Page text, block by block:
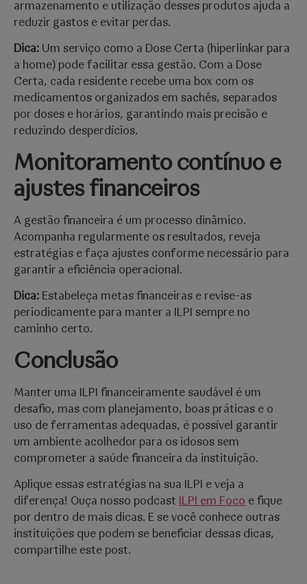
armazenamento e utilização desses produtos ajuda a
reduzir gastos e evitar perdas.
Dica: Um serviço como a Dose Certa (hiperlinkar para
a home) pode facilitar essa gestão. Com a Dose
Certa, cada residente recebe uma box com os
medicamentos organizados em sachês, separados
por doses e horários, garantindo mais precisão e
reduzindo desperdícios.
Monitoramento contínuo e
ajustes financeiros
A gestão financeira é um processo dinâmico.
Acompanha regularmente os resultados, reveja
estratégias e faça ajustes conforme necessário para
garantir a eficiência operacional.
Dica: Estabeleça metas financeiras e revise-as
periodicamente para manter a ILPI sempre no
caminho certo.
Conclusão
Manter uma ILPI financeiramente saudável é um
desafio, mas com planejamento, boas práticas e o
uso de ferramentas adequadas, é possível garantir
um ambiente acolhedor para os idosos sem
comprometer a saúde financeira da instituição.
Aplique essas estratégias na sua ILPI e veja a
diferença! Ouça nosso podcast ILPI em Foco e fique
por dentro de mais dicas. E se você conhece outras
instituições que podem se beneficiar dessas dicas,
compartilhe este post.